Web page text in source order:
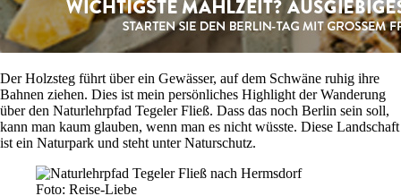
Der Holzsteg führt über ein Gewässer, auf dem Schwäne ruhig ihre
Bahnen ziehen. Dies ist mein persönliches Highlight der Wanderung
über den Naturlehrpfad Tegeler Fließ. Dass das noch Berlin sein soll,
kann man kaum glauben, wenn man es nicht wüsste. Diese Landschaft
ist ein Naturpark und steht unter Naturschutz.
Foto: Reise-Liebe